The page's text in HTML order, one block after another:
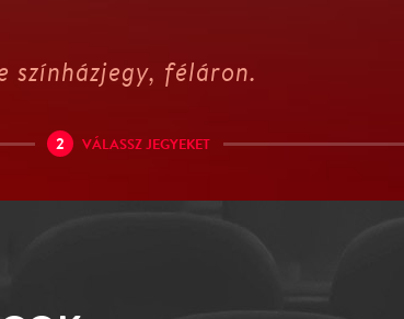
színházjegy, féláron.
2 VÁLASSZ JEGYEKET